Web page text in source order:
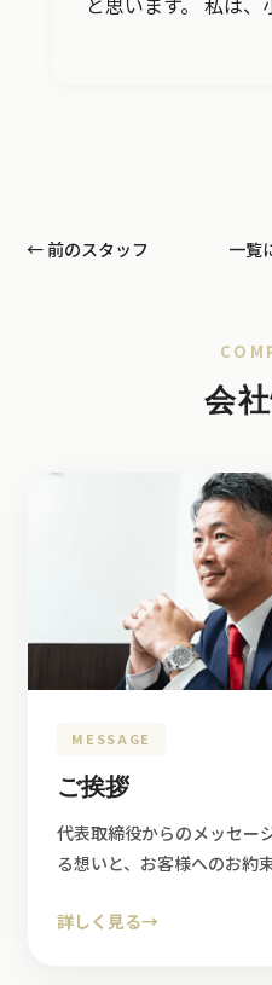
← 前のスタッフ 一覧
会
MESSAGE
ご挨拶
代表取締役からのメッセー
る想いと、お客様へのお約
詳しく見る→